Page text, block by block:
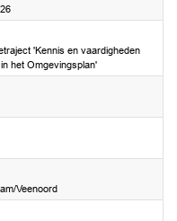
'Kennis en vaardigheden
het Omgevingsplan'
Veenoord